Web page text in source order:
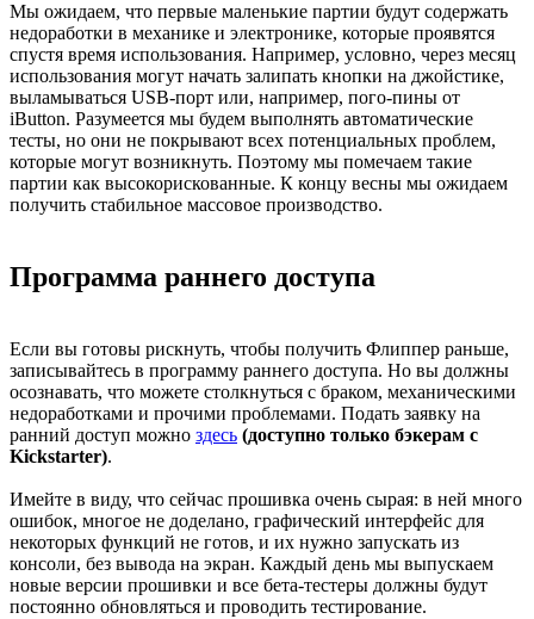
Мы ожидаем, что первые маленькие партии будут содержать
недоработки в механике и электронике, которые проявятся
спустя время использования. Например, условно, через месяц
использования могут начать залипать кнопки на джойстике,
выламываться USB-порт или, например, пого-пины от
iButton. Разумеется мы будем выполнять автоматические
тесты, но они не покрывают всех потенциальных проблем,
которые могут возникнуть. Поэтому мы помечаем такие
партии как высокорискованные. К концу весны мы ожидаем
получить стабильное массовое производство.
Программа раннего доступа
Если вы готовы рискнуть, чтобы получить Флиппер раньше,
записывайтесь в программу раннего доступа. Но вы должны
осознавать, что можете столкнуться с браком, механическими
недоработками и прочими проблемами. Подать заявку на
ранний доступ можно здесь (доступно только бэкерам с
Kickstarter).
Имейте в виду, что сейчас прошивка очень сырая: в ней много
ошибок, многое не доделано, графический интерфейс для
некоторых функций не готов, и их нужно запускать из
консоли, без вывода на экран. Каждый день мы выпускаем
новые версии прошивки и все бета-тестеры должны будут
постоянно обновляться и проводить тестирование.